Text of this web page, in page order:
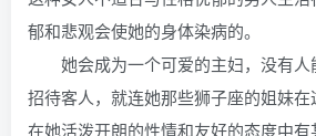
郁和悲观会使她的身体染病的。
她会成为一个可爱的主妇，没有人
招待客人，就连她那些狮子座的姐妹在
在她活泼开朗的性情和友好的态度中